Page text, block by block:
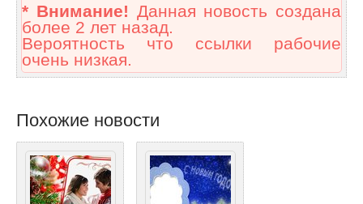
* Внимание! Данная новость создана
более 2 лет назад.
Вероятность что ссылки рабочие
очень низкая.
Похожие новости